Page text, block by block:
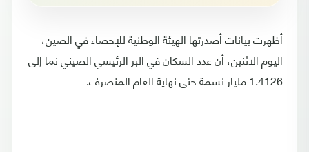
أظهرت بيانات أصدرتها الهيئة الوطنية للإحصاء في الصين،
اليوم الاثنين، أن عدد السكان في البر الرئيسي الصيني نما إلى
1.4126 مليار نسمة حتى نهاية العام المنصرف.